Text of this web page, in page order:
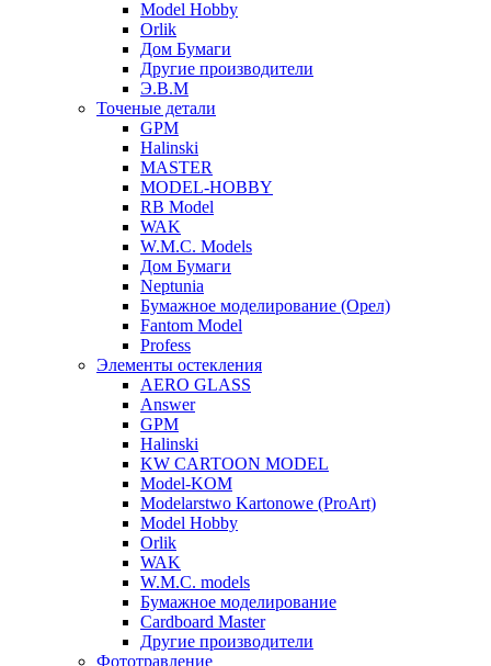
Model Hobby
Orlik
Дом Бумаги
Другие производители
Э.В.М
Точеные детали
GPM
Halinski
MASTER
MODEL-HOBBY
RB Model
WAK
W.M.C. Models
Дом Бумаги
Neptunia
Бумажное моделирование (Орел)
Fantom Model
Profess
Элементы остекления
AERO GLASS
Answer
GPM
Halinski
KW CARTOON MODEL
Model-KOM
Modelarstwo Kartonowe (ProArt)
Model Hobby
Orlik
WAK
W.M.C. models
Бумажное моделирование
Cardboard Master
Другие производители
Фототравление